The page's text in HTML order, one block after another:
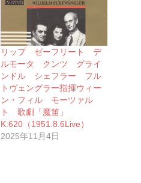
リップ ゼーフリート デ
ルモータ クンツ グライ
ンドル シェフラー フル
トヴェングラー指揮ウィー
ン・フィル モーツァル
ト 歌劇「魔笛」
K.620（1951.8.6Live）
2025年11月4日